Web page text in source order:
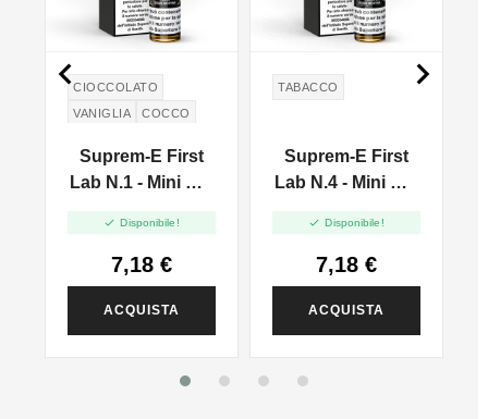
CIOCCOLATO
VANIGLIA
COCCO
Suprem-E First
Lab N.1 - Mini Mix
 Disponibile!
7,18 €
ACQUISTA
TABACCO
Suprem-E First
Lab N.4 - Mini Mix
 Disponibile!
7,18 €
ACQUISTA
 